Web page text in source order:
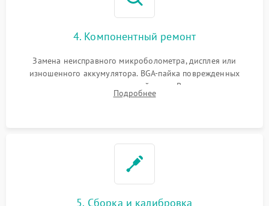
4. Компонентный ремонт
Замена неисправного микроболометра, дисплея или
изношенного аккумулятора. BGA-пайка поврежденных
контроллеров на материнской плате. Восстановление
разъемов и кнопок, замена поврежденных элементов
Подробнее
5. Сборка и калибровка